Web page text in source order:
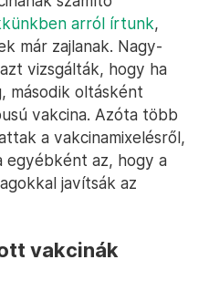
arról írtunk,
már zajlanak. Nagy-
vizsgálták, hogy ha
második oltásként
vakcina. Azóta több
a vakcinamixelésről,
egyébként az, hogy a
javítsák az
vakcinák